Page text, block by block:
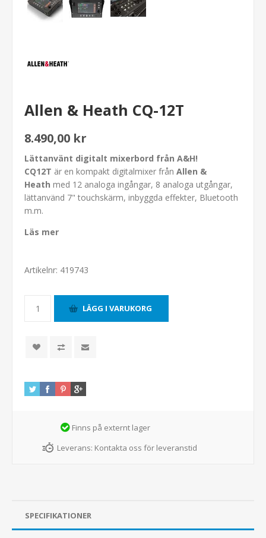
Allen & Heath CQ-12T
8.490,00 kr
Lättanvänt digitalt mixerbord från A&H!
CQ12T är en kompakt digitalmixer från Allen &
Heath med 12 analoga ingångar, 8 analoga utgångar,
lättanvänd 7" touchskärm, inbyggda effekter, Bluetooth
m.m.
Läs mer
Artikelnr: 419743
Finns på externt lager
Leverans: Kontakta oss för leveranstid
SPECIFIKATIONER